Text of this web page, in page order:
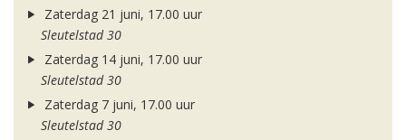
Zaterdag 21 juni, 17.00 uur
Sleutelstad 30
Zaterdag 14 juni, 17.00 uur
Sleutelstad 30
Zaterdag 7 juni, 17.00 uur
Sleutelstad 30